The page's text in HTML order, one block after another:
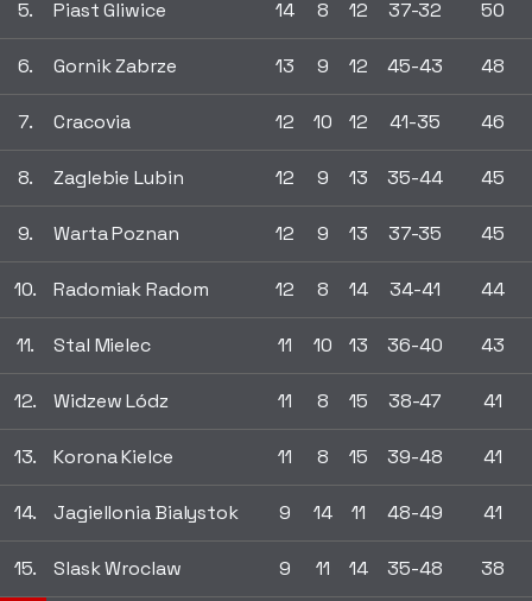
5. Piast Gliwice 14 8 12 37-32 50
6. Gornik Zabrze 13 9 12 45-43 48
7. Cracovia 12 10 12 41-35 46
8. Zaglebie Lubin 12 9 13 35-44 45
9. Warta Poznan 12 9 13 37-35 45
10. Radomiak Radom 12 8 14 34-41 44
11. Stal Mielec 11 10 13 36-40 43
12. Widzew Lódz 11 8 15 38-47 41
13. Korona Kielce 11 8 15 39-48 41
14. Jagiellonia Bialystok 9 14 11 48-49 41
15. Slask Wroclaw 9 11 14 35-48 38